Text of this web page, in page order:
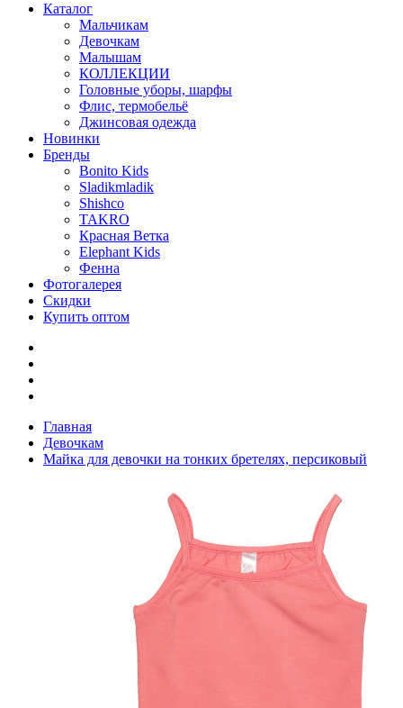
Каталог
Мальчикам
Девочкам
Малышам
КОЛЛЕКЦИИ
Головные уборы, шарфы
Флис, термобельё
Джинсовая одежда
Новинки
Бренды
Bonito Kids
Sladikmladik
Shishco
TAKRO
Красная Ветка
Elephant Kids
Фенна
Фотогалерея
Скидки
Купить оптом
Главная
Девочкам
Майка для девочки на тонких бретелях, персиковый